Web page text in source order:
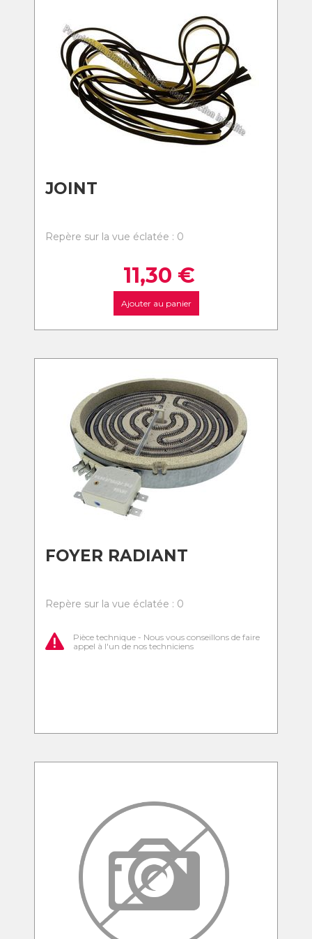
JOINT
Repère sur la vue éclatée : 0
11,30 €
Ajouter au panier
FOYER RADIANT
Repère sur la vue éclatée : 0
Pièce technique - Nous vous conseillons de faire
appel à l'un de nos techniciens